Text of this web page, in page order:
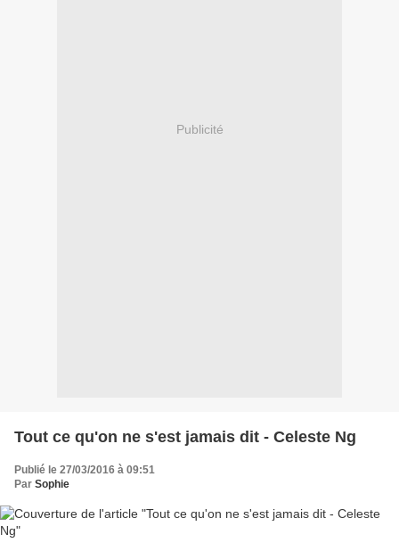
Publicité
Tout ce qu'on ne s'est jamais dit - Celeste Ng
Publié le 27/03/2016 à 09:51
Par Sophie